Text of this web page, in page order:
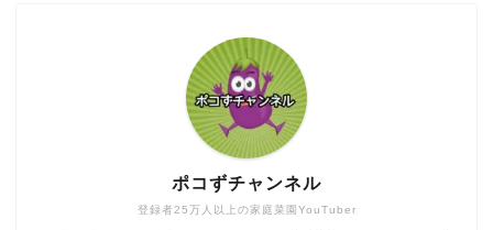
登録者25万人以上の家庭菜園YouTuber
ポコずチャンネル